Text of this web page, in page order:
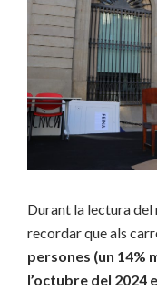
Durant la lectura
recordar que als
persones (un 14%
l’octubre del 2024